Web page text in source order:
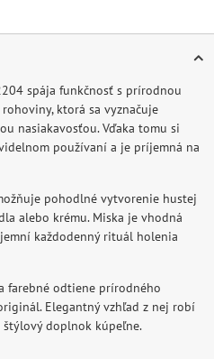
spája funkčnosť s prírodnou
ktorá sa vyznačuje
nasiakavosťou. Vďaka tomu si
používaní a je príjemná na
pohodlné vytvorenie hustej
alebo krému. Miska je vhodná
každodenný rituál holenia
farebné odtiene prírodného
Elegantný vzhľad z nej robí
doplnok kúpeľne.